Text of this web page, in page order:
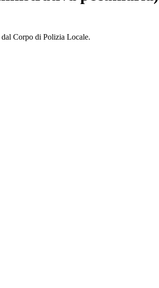
Corpo di Polizia Locale.